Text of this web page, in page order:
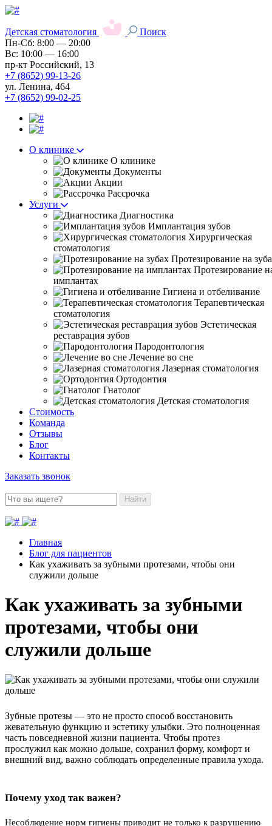
Детская стоматология
Поиск
Пн-Сб: 8:00 — 20:00
Вс: 10:00 — 16:00
пр-кт Российский, 13
+7 (8652) 99-13-26
ул. Ленина, 464
+7 (8652) 99-02-25
О клинике
О клинике
Документы
Акции
Рассрочка
Услуги
Диагностика
Имплантация зубов
Хирургическая
стоматология
Протезирование на
Протезирование
имплантах
Гигиена и отбеливание
Терапевтическая
стоматология
Эстетическая
реставрация зубов
Пародонтология
Лечение во сне
Лазерная стоматология
Ортодонтия
Гнатолог
Детская стоматология
Стоимость
Команда
Отзывы
Блог
Контакты
Заказать звонок
Найти
Главная
Блог для пациентов
Как ухаживать за зубными протезами, чтобы они
служили дольше
Как ухаживать за зубными
протезами, чтобы они
служили дольше
Зубные протезы — это не просто способ восстановить
жевательную функцию и эстетику улыбки. Это полноценная
часть повседневной жизни пациента. Чтобы протез
прослужил как можно дольше, сохранил форму, комфорт и
внешний вид, важно соблюдать определенные правила ухода.
Почему уход так важен?
Несоблюдение норм гигиены приводит не только к разрушению